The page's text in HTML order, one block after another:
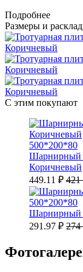
Подробнее
Размеры и
С этим покупают
500*200*80
Шарнирный
Коричневый
449.11 ₽ 421
500*200*80
Шарнирный
291.97 ₽ 274